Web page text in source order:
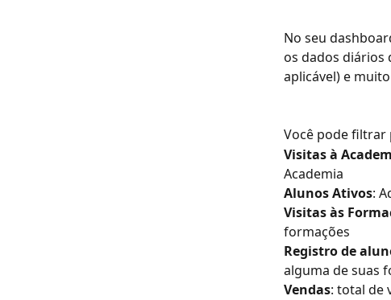
No seu
os dados diários
aplicável) e
Você pode filtrar
Visitas à
Academia
Alunos Ativos:
Visitas às
formações
Registro de
alguma de suas
Vendas: total de